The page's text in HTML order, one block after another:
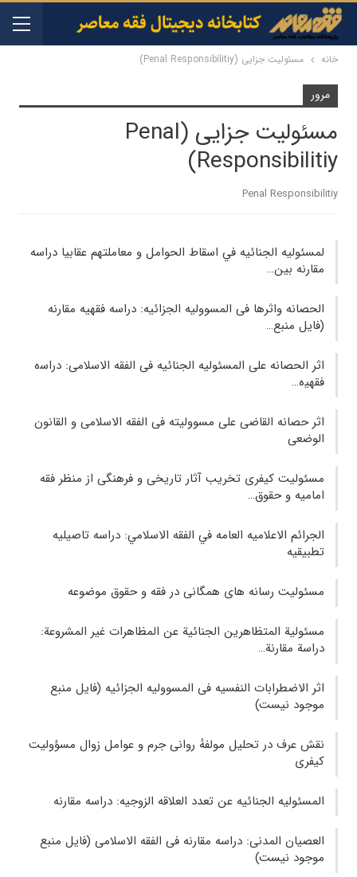
خانه مسئولیت جزایی (Penal Responsibilitiy)
مرور
مسئولیت جزایی (Penal
Responsibilitiy)
Penal Responsibilitiy
لمسئوليه الجنائيه في اسقاط الحوامل و معاملتهم عقابيا دراسه
مقارنه بين…
الحصانه واثرها فی المسوولیه الجزائیه: دراسه فقهیه مقارنه
(فایل منبع…
اثر الحصانه علی المسئولیه الجنائیه فی الفقه الاسلامی: دراﺳه
ﻓﻘﻬﻴه…
اثر حصانه القاضی على مسوولیته فی الفقه الاسلامی و القانون
الوضعی
مسئولیت کیفری تخریب آثار تاریخی و فرهنگی از منظر فقه
امامیه و حقوق…
الجرائم الاعلاميه العامه في الفقه الاسلامي: دراسه تاصيليه
تطبيقيه
مسئولیت رسانه‌ های همگانی در فقه و حقوق موضوعه
مسئولیة المتظاهرین الجنائیة عن المظاهرات غیر المشروعة:
دراسة مقارنة…
اثر الاضطرابات النفسیه فی المسوولیه الجزائیه (فایل منبع
موجود نیست)
نقش عرف در تحلیل مولفهٔ روانی جرم و عوامل زوال مسؤولیت
کیفری
المسئولیه الجنائیه عن تعدد العلاقه الزوجیه: دراسه مقارنه
العصیان المدنی: دراسه مقارنه فی الفقه الاسلامی (فایل منبع
موجود نیست)